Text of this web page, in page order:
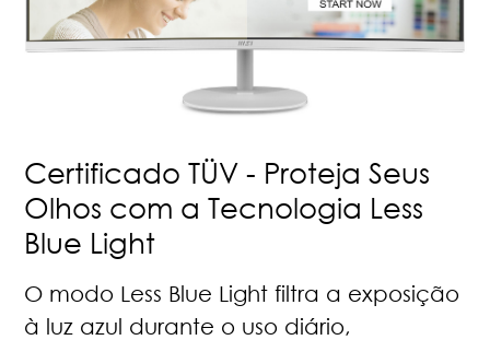
Certificado TÜV - Proteja Seus
Olhos com a Tecnologia Less
Blue Light
O modo Less Blue Light filtra a exposição
à luz azul durante o uso diário,